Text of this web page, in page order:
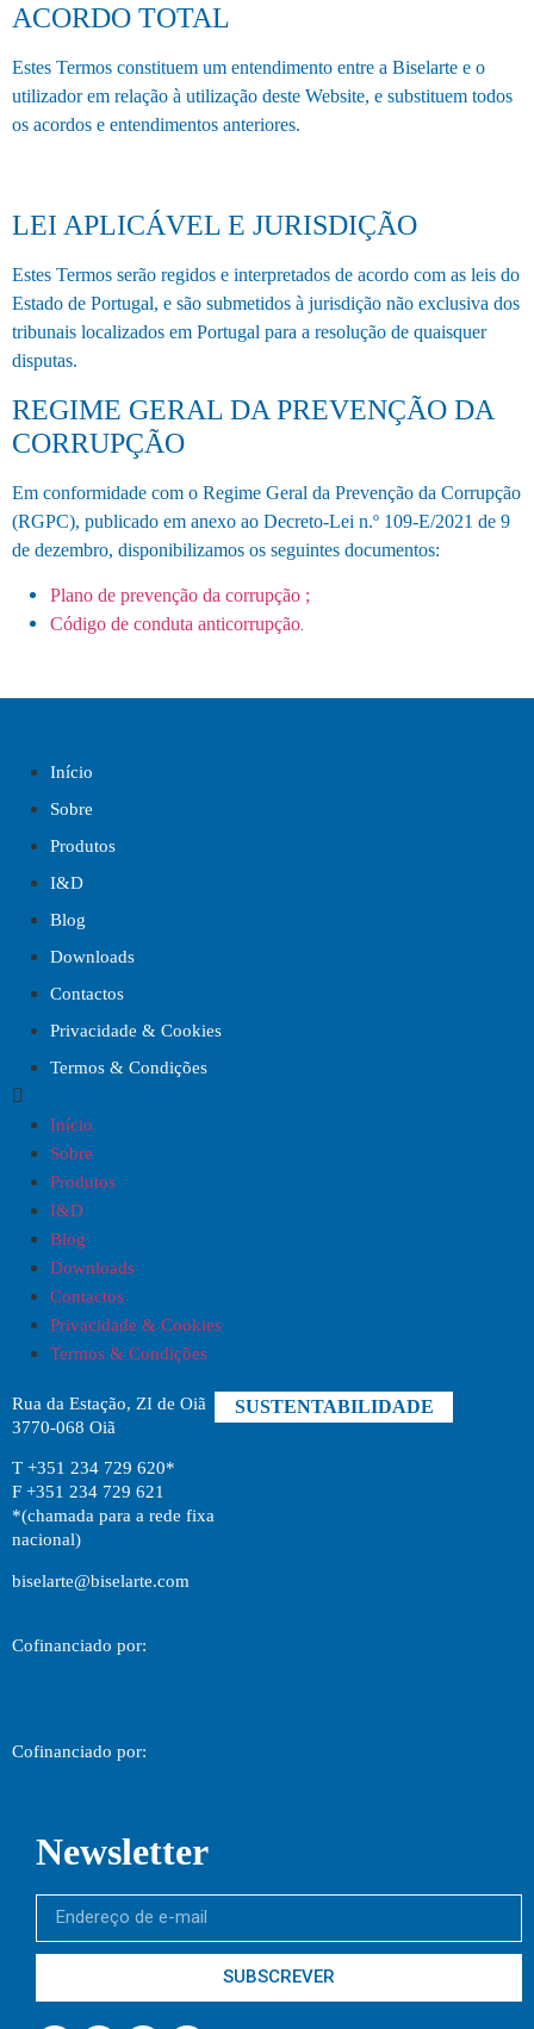
ACORDO TOTAL
Estes Termos constituem um entendimento entre a Biselarte e o
utilizador em relação à utilização deste Website, e substituem todos
os acordos e entendimentos anteriores.
LEI APLICÁVEL E JURISDIÇÃO
Estes Termos serão regidos e interpretados de acordo com as leis do
Estado de Portugal, e são submetidos à jurisdição não exclusiva dos
tribunais localizados em Portugal para a resolução de quaisquer
disputas.
REGIME GERAL DA PREVENÇÃO DA
CORRUPÇÃO
Em conformidade com o Regime Geral da Prevenção da Corrupção
(RGPC), publicado em anexo ao Decreto-Lei n.º 109-E/2021 de 9
de dezembro, disponibilizamos os seguintes documentos:
Plano de prevenção da corrupção ;
Código de conduta anticorrupção.
Início
Sobre
Produtos
I&D
Blog
Downloads
Contactos
Privacidade & Cookies
Termos & Condições
Início
Sobre
Produtos
I&D
Blog
Downloads
Contactos
Privacidade & Cookies
Termos & Condições
Rua da Estação, ZI de Oiã
3770-068 Oiã
T +351 234 729 620*
F +351 234 729 621
*(chamada para a rede fixa
nacional)
biselarte@biselarte.com
SUSTENTABILIDADE
Cofinanciado por:
Cofinanciado por:
Newsletter
SUBSCREVER